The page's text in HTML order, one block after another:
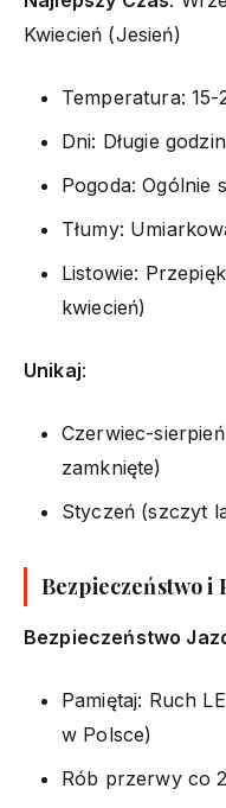
Kwiecień (Jesień)
Temperatura: 15-
Dni: Długie
Pogoda: Ogólnie
Tłumy:
Listowie:
kwiecień)
Unikaj:
Czerwiec-
zamknięte)
Styczeń (szczyt
Bezpieczeństwo i
Bezpieczeństwo
Pamiętaj: Ruch
w Polsce)
Rób przerwy co